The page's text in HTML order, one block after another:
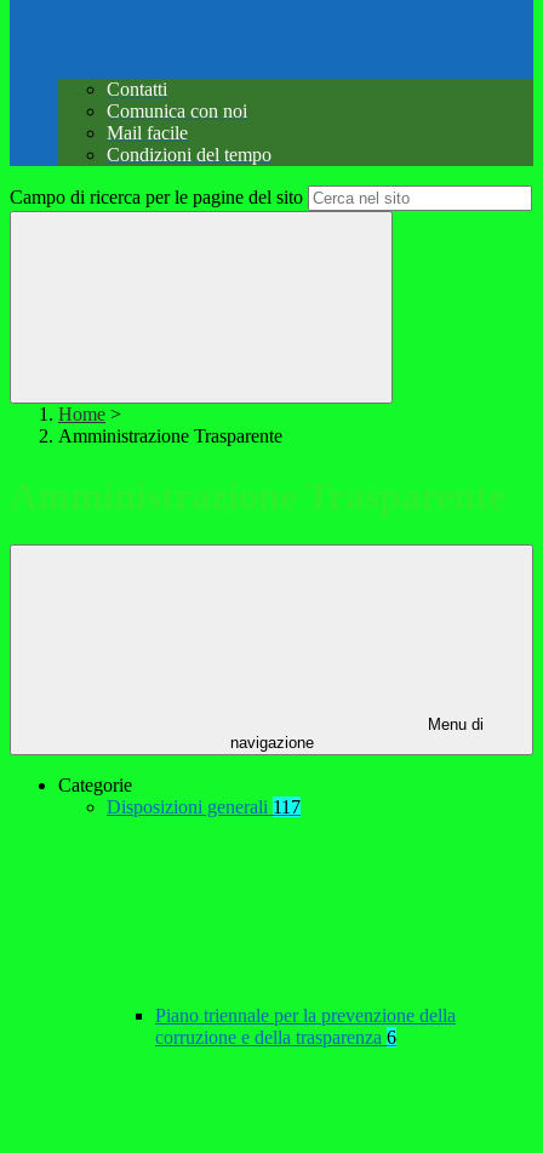
Contatti
Comunica con noi
Mail facile
Condizioni del tempo
Campo di ricerca per le pagine del sito
Home >
Amministrazione Trasparente
Amministrazione Trasparente
Menu di
navigazione
Categorie
Disposizioni generali 117
Piano triennale per la prevenzione della
corruzione e della trasparenza 6